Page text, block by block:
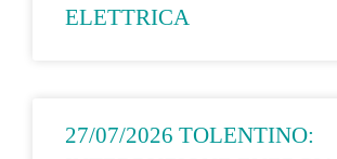
ELETTRICA
27/07/2026 TOLENTINO: